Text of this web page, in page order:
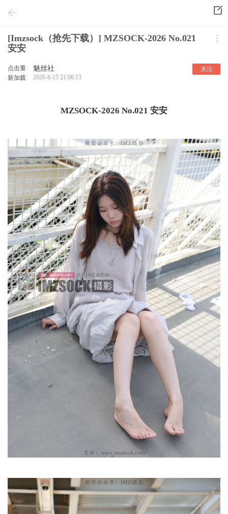
[Imzsock（抢先下载）] MZSOCK-2026 No.021
安安
点击重
新加载
魅丝社
2026-6-15 21:06:13
关注
MZSOCK-2026 No.021 安安